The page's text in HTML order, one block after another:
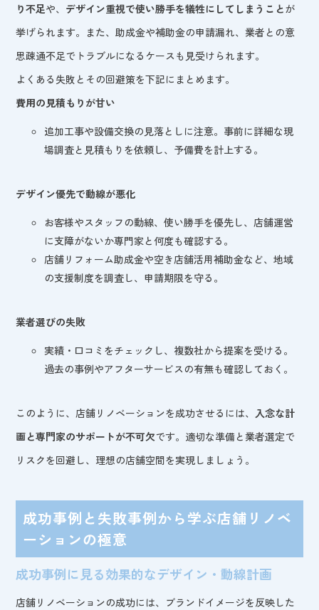
り不足や、 デザイン重視で使い勝手を犠牲にしてしまうことが
挙げられます。また、助成金や補助金の申請漏れ、業者との意
思疎通不足でトラブルになるケースも見受けられます。
よくある失敗とその回避策を下記にまとめます。
費用の見積もりが甘い
追加工事や設備交換の見落としに注意。事前に詳細な現
場調査と見積もりを依頼し、予備費を計上する。
デザイン優先で動線が悪化
お客様やスタッフの動線、使い勝手を優先し、店舗運営
に支障がないか専門家と何度も確認する。
店舗リフォーム助成金や空き店舗活用補助金など、地域
の支援制度を調査し、申請期限を守る。
業者選びの失敗
実績・口コミをチェックし、複数社から提案を受ける。
過去の事例やアフターサービスの有無も確認しておく。
このように、店舗リノベーションを成功させるには、 入念な計
画と専門家のサポートが不可欠です。適切な準備と業者選定で
リスクを回避し、理想の店舗空間を実現しましょう。
成功事例と失敗事例から学ぶ店舗リノベ
ーションの極意
成功事例に見る効果的なデザイン・動線計画
店舗リノベーションの成功には、ブランドイメージを反映した